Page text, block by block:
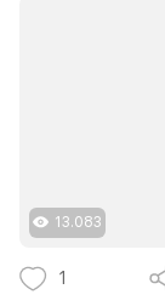
13.083
1